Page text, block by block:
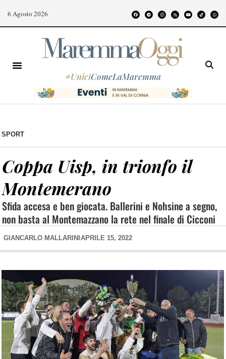
6 Agosto 2026
#UniciComeLaMaremma
SPORT
Coppa Uisp, in trionfo il
Montemerano
Sfida accesa e ben giocata. Ballerini e Nohsine a segno,
non basta al Montemazzano la rete nel finale di Cicconi
GIANCARLO MALLARINI APRILE 15, 2022